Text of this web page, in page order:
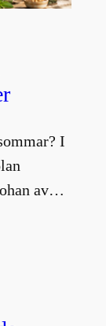
I
av…